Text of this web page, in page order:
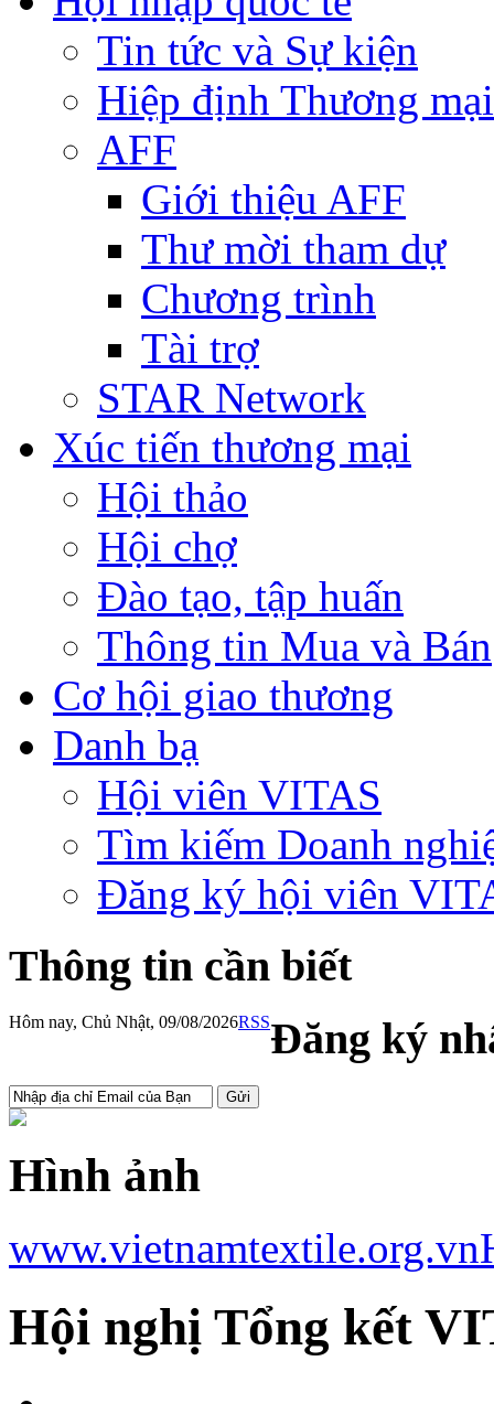
Tin tức và Sự kiện
Hiệp định Thương
AFF
Giới thiệu AFF
Thư mời tham dự
Chương trình
Tài trợ
STAR Network
Xúc tiến thương mại
Hội thảo
Hội chợ
Đào tạo, tập huấn
Thông tin Mua và Bán
Cơ hội giao thương
Danh bạ
Hội viên VITAS
Tìm kiếm Doanh
Đăng ký hội viên
Thông tin cần biết
Hôm nay, Chủ Nhật, 09/08/2026RSSĐăng ký
Hình ảnh
www.vietnamtextile.org.vn
Hội nghị Tổng kết